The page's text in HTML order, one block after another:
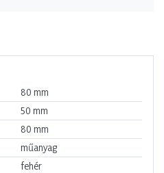
80 mm
50 mm
80 mm
műanyag
fehér